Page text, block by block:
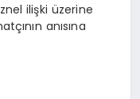
ilişki üzerine
anısına